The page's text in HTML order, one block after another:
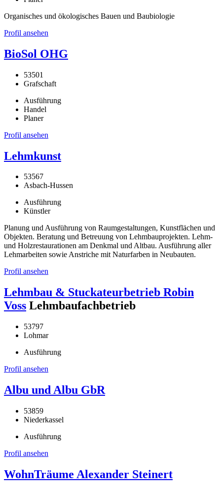
Organisches und ökologisches Bauen und Baubiologie
Profil ansehen
BioSol OHG
53501
Grafschaft
Ausführung
Handel
Planer
Profil ansehen
Lehmkunst
53567
Asbach-Hussen
Ausführung
Künstler
Planung und Ausführung von Raumgestaltungen, Kunstflächen und
Objekten. Beratung und Betreuung von Lehmbauprojekten. Lehm-
und Holzrestaurationen am Denkmal und Altbau. Ausführung aller
Lehmarbeiten sowie Anstriche mit Naturfarben in Neubauten.
Profil ansehen
Lehmbau & Stuckateurbetrieb Robin
Voss Lehmbaufachbetrieb
53797
Lohmar
Ausführung
Profil ansehen
Albu und Albu GbR
53859
Niederkassel
Ausführung
Profil ansehen
WohnTräume Alexander Steinert